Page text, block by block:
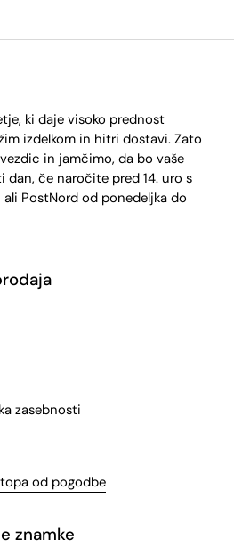
ki daje visoko prednost
izdelkom in hitri dostavi. Zato
in jamčimo, da bo vaše
dan, če naročite pred 14. uro s
ali PostNord od ponedeljka do
zasebnosti
od pogodbe
znamke